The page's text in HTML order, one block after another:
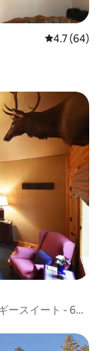
レビュー64
4.7 (64)
ースイート - 6名